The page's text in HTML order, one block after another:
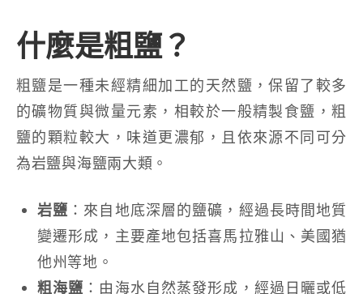
什麼是粗鹽？
粗鹽是一種未經精細加工的天然鹽，保留了較多
的礦物質與微量元素，相較於一般精製食鹽，粗
鹽的顆粒較大，味道更濃郁，且依來源不同可分
為岩鹽與海鹽兩大類。
岩鹽 ：來自地底深層的鹽礦，經過長時間地質
變遷形成，主要產地包括喜馬拉雅山、美國猶
他州等地。
粗海鹽 ：由海水自然蒸發形成，經過日曬或低